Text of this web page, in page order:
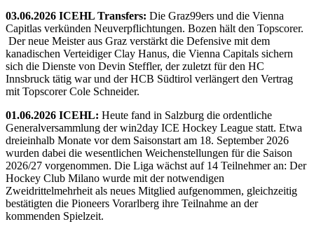
03.06.2026 ICEHL Transfers: Die Graz99ers und die Vienna
Capitlas verkünden Neuverpflichtungen. Bozen hält den Topscorer.
Der neue Meister aus Graz verstärkt die Defensive mit dem
kanadischen Verteidiger Clay Hanus, die Vienna Capitals sichern
sich die Dienste von Devin Steffler, der zuletzt für den HC
Innsbruck tätig war und der HCB Südtirol verlängert den Vertrag
mit Topscorer Cole Schneider.
01.06.2026 ICEHL: Heute fand in Salzburg die ordentliche
Generalversammlung der win2day ICE Hockey League statt. Etwa
dreieinhalb Monate vor dem Saisonstart am 18. September 2026
wurden dabei die wesentlichen Weichenstellungen für die Saison
2026/27 vorgenommen. Die Liga wächst auf 14 Teilnehmer an: Der
Hockey Club Milano wurde mit der notwendigen
Zweidrittelmehrheit als neues Mitglied aufgenommen, gleichzeitig
bestätigten die Pioneers Vorarlberg ihre Teilnahme an der
kommenden Spielzeit.